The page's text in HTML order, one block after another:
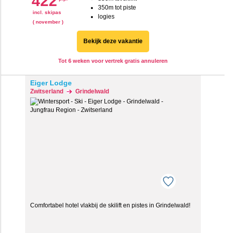
incl. skipas
( november )
350m tot piste
logies
Bekijk deze vakantie
Tot 6 weken voor vertrek gratis annuleren
Eiger Lodge
Zwitserland Grindelwald
Comfortabel hotel vlakbij de skilift en pistes in Grindelwald!